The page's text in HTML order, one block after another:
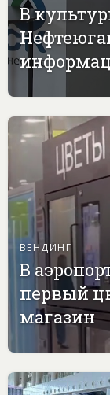
В
ВЕНДИНГ
В
первый
магазин